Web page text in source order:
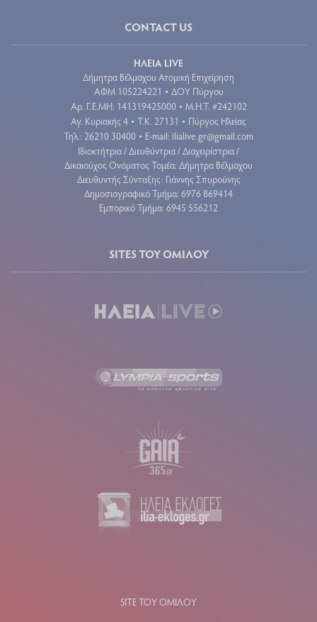
CONTACT US
ΗΛΕΙΑ LIVE
Δήμητρα Βέλμαχου Ατομική Επιχείρηση
ΑΦΜ 105224221 • ΔΟΥ Πύργου
Aρ. Γ.Ε.ΜΗ. 141319425000 • Μ.Η.Τ. #242102
Αγ. Κυριακής 4 • Τ.Κ. 27131 • Πύργος Ηλείας
Τηλ.: 26210 30400 • E-mail: ilialive.gr@gmail.com
Ιδιοκτήτρια / Διευθύντρια / Διαχειρίστρια /
Δικαιούχος Ονόματος Τομέα: Δήμητρα Βέλμαχου
Διευθυντής Σύνταξης: Γιάννης Σπυρούνης
Δημοσιογραφικό Τμήμα: 6976 869414
Εμπορικό Τμήμα: 6945 556212
SITES ΤΟΥ ΟΜΙΛΟΥ
SITE ΤΟΥ ΟΜΙΛΟΥ